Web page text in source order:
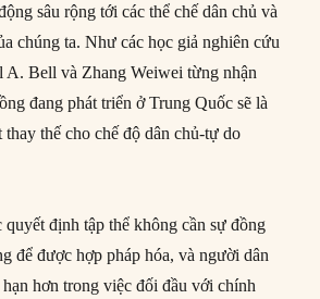
sâu rộng tới các thể chế dân chủ và
chúng ta. Như các học giả nghiên cứu
A. Bell và Zhang Weiwei từng nhận
đang phát triển ở Trung Quốc sẽ là
thế cho chế độ dân chủ-tự do
định tập thể không cần sự đồng
để được hợp pháp hóa, và người dân
hơn trong việc đối đầu với chính